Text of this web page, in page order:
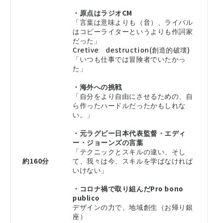
約160分
・原点はラジオCM
「言葉は意味よりも（音）、ライバル
はコピーライターというよりも作詞家
だった」
Cretive destruction(創造的破壊)
「いつも仕事では冒険者でいたかっ
た」
・海外への挑戦
「自分をより自由にさせるための、自
ら作ったハードルだったかもしれな
い。」
・元ラグビー日本代表監督・エディ
ー・ジョーンズの言葉
「テクニックとスキルの違い、そし
て、我々は今、スキルを学ばなければ
いけない」
・コロナ禍で取り組んだPro bono
publico
デザインの力で、地域創生（お帰り銀
座）